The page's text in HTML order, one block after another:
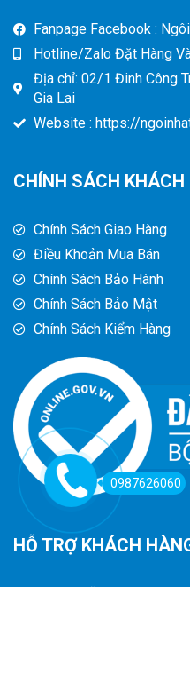
Fanpage Facebook :
Hotline/Zalo Đặt Hàng
Địa chỉ: 02/1 Đinh Công
Gia Lai
Website : https://
CHÍNH SÁCH KHÁCH
Chính Sách Giao Hàng
Điều Khoản Mua Bán
Chính Sách Bảo Hành
Chính Sách Bảo Mật
Chính Sách Kiểm Hàng
HỖ TRỢ KHÁCH
0987626060